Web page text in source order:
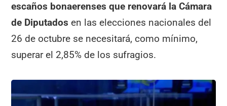
escaños bonaerenses que renovará la Cámara
de Diputadosen las elecciones nacionales del
26 de octubre se necesitará, como mínimo,
superar el 2,85% de los sufragios.